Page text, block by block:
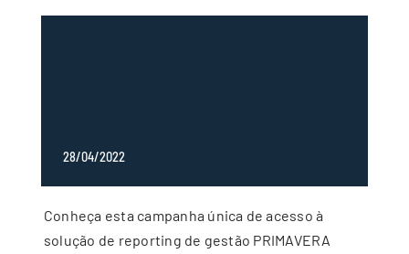
28/04/2022
Conheça esta campanha única de acesso à
solução de reporting de gestão PRIMAVERA